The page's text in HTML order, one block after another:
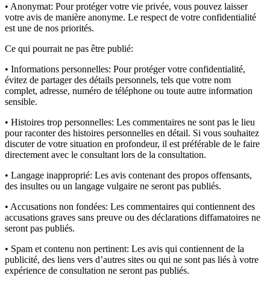
• Anonymat: Pour protéger votre vie privée, vous pouvez laisser
votre avis de manière anonyme. Le respect de votre confidentialité
est une de nos priorités.
Ce qui pourrait ne pas être publié:
• Informations personnelles: Pour protéger votre confidentialité,
évitez de partager des détails personnels, tels que votre nom
complet, adresse, numéro de téléphone ou toute autre information
sensible.
• Histoires trop personnelles: Les commentaires ne sont pas le lieu
pour raconter des histoires personnelles en détail. Si vous souhaitez
discuter de votre situation en profondeur, il est préférable de le faire
directement avec le consultant lors de la consultation.
• Langage inapproprié: Les avis contenant des propos offensants,
des insultes ou un langage vulgaire ne seront pas publiés.
• Accusations non fondées: Les commentaires qui contiennent des
accusations graves sans preuve ou des déclarations diffamatoires ne
seront pas publiés.
• Spam et contenu non pertinent: Les avis qui contiennent de la
publicité, des liens vers d’autres sites ou qui ne sont pas liés à votre
expérience de consultation ne seront pas publiés.